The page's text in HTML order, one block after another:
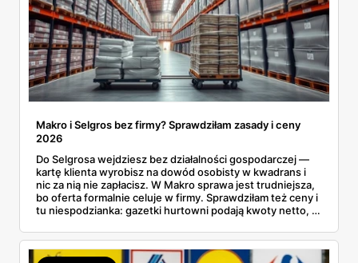
Makro i Selgros bez firmy? Sprawdziłam zasady i ceny
2026
Do Selgrosa wejdziesz bez działalności gospodarczej —
kartę klienta wyrobisz na dowód osobisty w kwadrans i
nic za nią nie zapłacisz. W Makro sprawa jest trudniejsza,
bo oferta formalnie celuje w firmy. Sprawdziłam też ceny i
tu niespodzianka: gazetki hurtowni podają kwoty netto, a
zawsze wygrywa — ta sama kawa ziarnista kosztuje w
Makro ponad dwa razy więcej niż w weekendowej